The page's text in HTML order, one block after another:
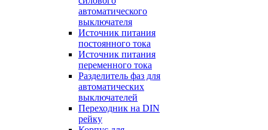
автоматического
выключателя
Источник питания
постоянного тока
Источник питания
переменного тока
Разделитель фаз для
автоматических
выключателей
Переходник на DIN
рейку